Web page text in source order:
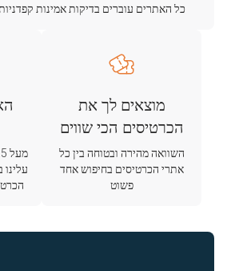
כל האתרים עוברים בדיקות אמינות
מוצאים לך את
הכרטיסים הכי שווים
השוואה מהירה ובטוחה בין כל
אתרי הכרטיסים בחיפוש אחד
פשוט